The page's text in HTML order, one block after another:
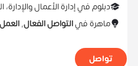
دبلومفيإدارة الأعمال والإدارة،
ماهرة فيالتواصل الفعال,
تواصل